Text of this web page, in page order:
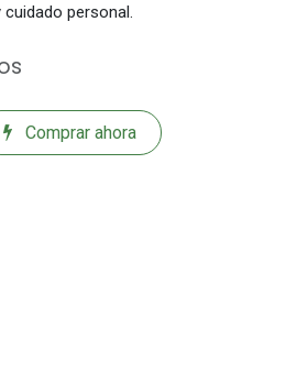
personal.
Comprar ahora